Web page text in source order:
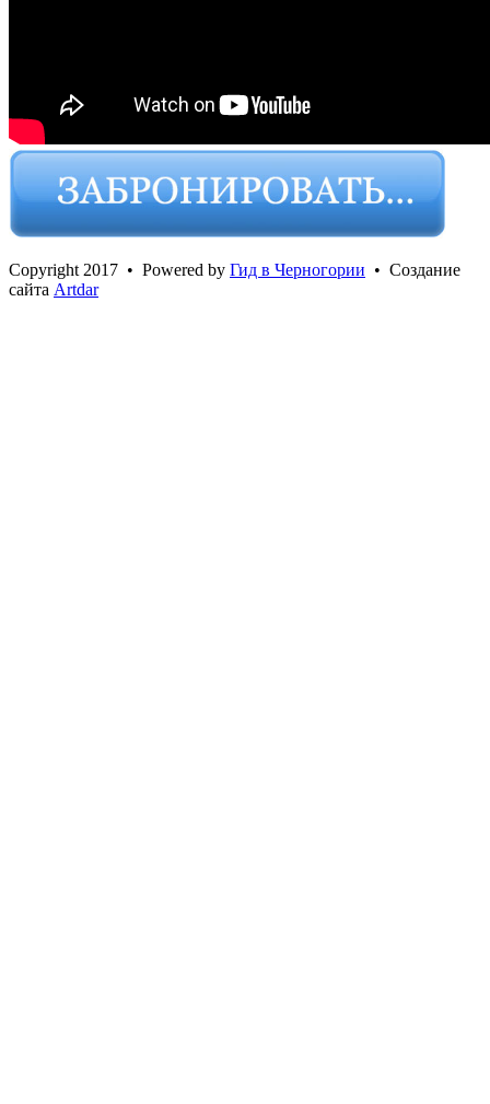
Сopyright 2017 • Powered by Гид в Черногории • Создание
сайта Artdar